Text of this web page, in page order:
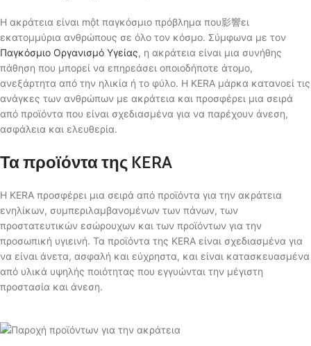
Η ακράτεια είναι một παγκόσμιο πρόβλημα που影響ει
εκατομμύρια ανθρώπους σε όλο τον κόσμο. Σύμφωνα με τον
Παγκόσμιο Οργανισμό Υγείας, η ακράτεια είναι μια συνήθης
πάθηση που μπορεί να επηρεάσει οποιοδήποτε άτομο,
ανεξάρτητα από την ηλικία ή το φύλο. Η KERA μάρκα κατανοεί τις
ανάγκες των ανθρώπων με ακράτεια και προσφέρει μια σειρά
από προϊόντα που είναι σχεδιασμένα για να παρέχουν άνεση,
ασφάλεια και ελευθερία.
Τα προϊόντα της KERA
Η KERA προσφέρει μια σειρά από προϊόντα για την ακράτεια
ενηλίκων, συμπεριλαμβανομένων των πάνων, των
προστατευτικών εσώρουχων και των προϊόντων για την
προσωπική υγιεινή. Τα προϊόντα της KERA είναι σχεδιασμένα για
να είναι άνετα, ασφαλή και εύχρηστα, και είναι κατασκευασμένα
από υλικά υψηλής ποιότητας που εγγυώνται την μέγιστη
προστασία και άνεση.